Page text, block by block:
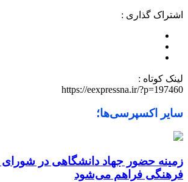
اشتراک گذاری :
لینک کوتاه :
https://eexpressna.ir/?p=197460
سایر اکسپرسی‌ها؛
زمینه حضور جهاد دانشگاهی در شورای
فرهنگی فراهم می‌شود